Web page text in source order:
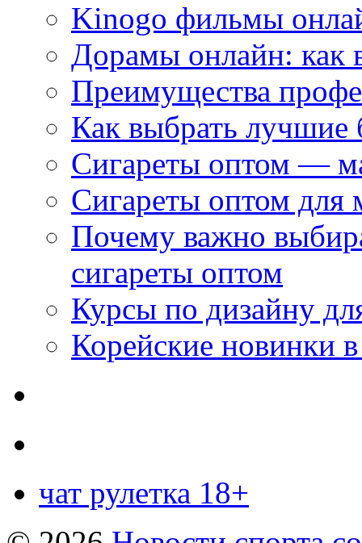
Kinogo фильмы
Дорамы онлайн: как
Преимущества
Как выбрать
Сигареты оптом —
Сигареты оптом для
Почему важно
сигареты оптом
Курсы по дизайну
Корейские новинки
чат рулетка 18+